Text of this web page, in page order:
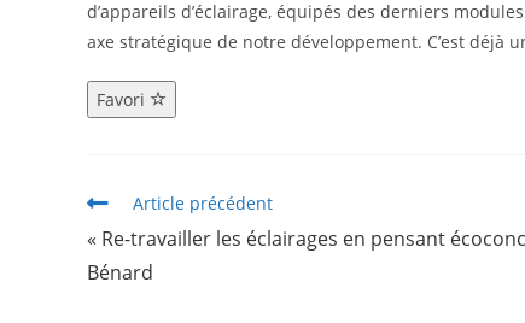
d’appareils d’éclairage, équipés des derniers
axe stratégique de notre développement. C’est déjà
Favori
Article précédent
« Re-travailler les éclairages en pensant
Bénard